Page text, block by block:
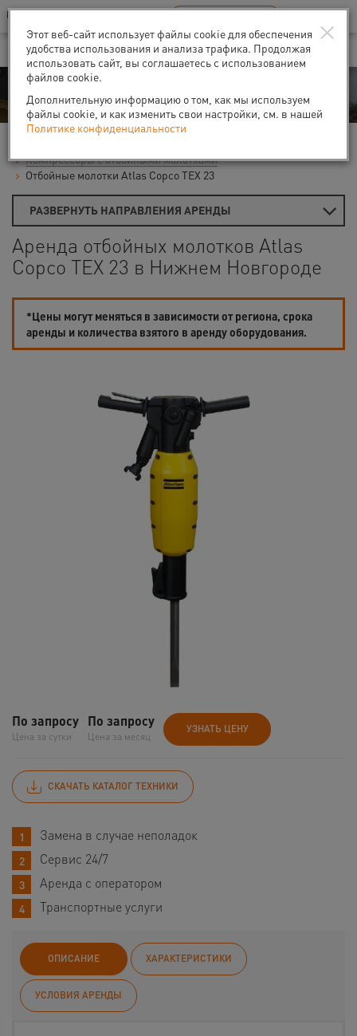
Ваш город:Нижний Новгород
В Вашем регионе нет наших офисов RU EN
Аренда
Компрессоры с отбойными молотками
Отбойные молотки Atlas Copco TEX 23
РАЗВЕРНУТЬ НАПРАВЛЕНИЯ АРЕНДЫ
Аренда отбойных молотков Atlas
Copco TEX 23 в Нижнем Новгороде
*Цены могут меняться в зависимости от региона, срока
аренды и количества взятого в аренду оборудования.
По запросу
Цена за сутки
По запросу
Цена за месяц
УЗНАТЬ ЦЕНУ
СКАЧАТЬ КАТАЛОГ ТЕХНИКИ
Замена в случае неполадок
Сервис 24/7
Аренда с оператором
Транспортные услуги
ОПИСАНИЕ ХАРАКТЕРИСТИКИ
УСЛОВИЯ АРЕНДЫ
×
Этот веб-сайт использует файлы cookie для обеспечения
удобства использования и анализа трафика. Продолжая
использовать сайт, вы соглашаетесь с использованием
файлов cookie.
Дополнительную информацию о том, как мы используем
файлы cookie, и как изменить свои настройки, см. в нашей
Политике конфиденциальности